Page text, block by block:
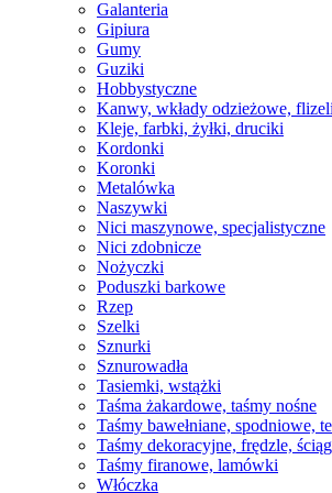
Galanteria
Gipiura
Gumy
Guziki
Hobbystyczne
Kanwy, wkłady odzieżowe,
Kleje, farbki, żyłki, druciki
Kordonki
Koronki
Metalówka
Naszywki
Nici maszynowe, specjalistyczne
Nici zdobnicze
Nożyczki
Poduszki barkowe
Rzep
Szelki
Sznurki
Sznurowadła
Tasiemki, wstążki
Taśma żakardowe, taśmy nośne
Taśmy bawełniane, spodniowe,
Taśmy dekoracyjne, frędzle,
Taśmy firanowe, lamówki
Włóczka